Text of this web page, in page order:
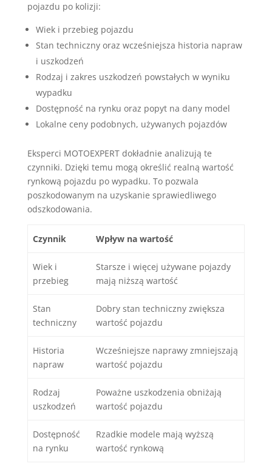
pojazdu po kolizji:
Wiek i przebieg pojazdu
Stan techniczny oraz wcześniejsza historia napraw
i uszkodzeń
Rodzaj i zakres uszkodzeń powstałych w wyniku
wypadku
Dostępność na rynku oraz popyt na dany model
Lokalne ceny podobnych, używanych pojazdów
Eksperci MOTOEXPERT dokładnie analizują te
czynniki. Dzięki temu mogą określić realną wartość
rynkową pojazdu po wypadku. To pozwala
poszkodowanym na uzyskanie sprawiedliwego
odszkodowania.
Czynnik Wpływ na wartość
Wiek i
przebieg
Starsze i więcej używane pojazdy
mają niższą wartość
Stan
techniczny
Dobry stan techniczny zwiększa
wartość pojazdu
Historia
napraw
Wcześniejsze naprawy zmniejszają
wartość pojazdu
Rodzaj
uszkodzeń
Poważne uszkodzenia obniżają
wartość pojazdu
Dostępność
na rynku
Rzadkie modele mają wyższą
wartość rynkową